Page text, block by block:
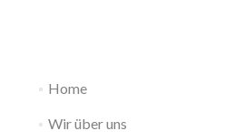
Home
Wir über uns